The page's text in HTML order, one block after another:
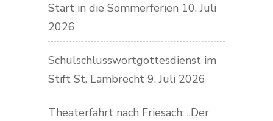
Start in die Sommerferien 10. Juli
2026
Schulschlusswortgottesdienst im
Stift St. Lambrecht 9. Juli 2026
Theaterfahrt nach Friesach: „Der